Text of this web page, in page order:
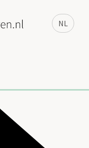
NL